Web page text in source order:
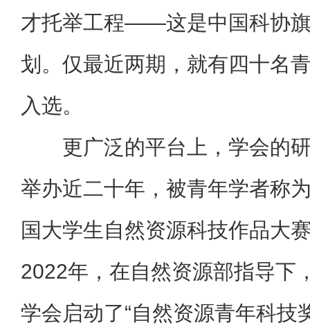
才托举工程——这是中国科协
划。仅最近两期，就有四十名
入选。
更广泛的平台上，学会的
举办近二十年，被青年学者称
国大学生自然资源科技作品大
2022年，在自然资源部指导下
学会启动了“自然资源青年科技